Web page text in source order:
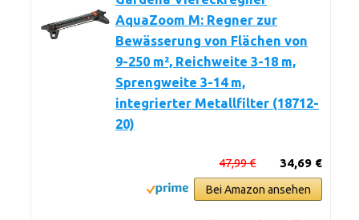
AquaZoom M: Regner zur
Bewässerung von Flächen von
9-250 m², Reichweite 3-18 m,
Sprengweite 3-14 m,
integrierter Metallfilter (18712-
20)
34,69 €
47,99 €
Bei Amazon ansehen